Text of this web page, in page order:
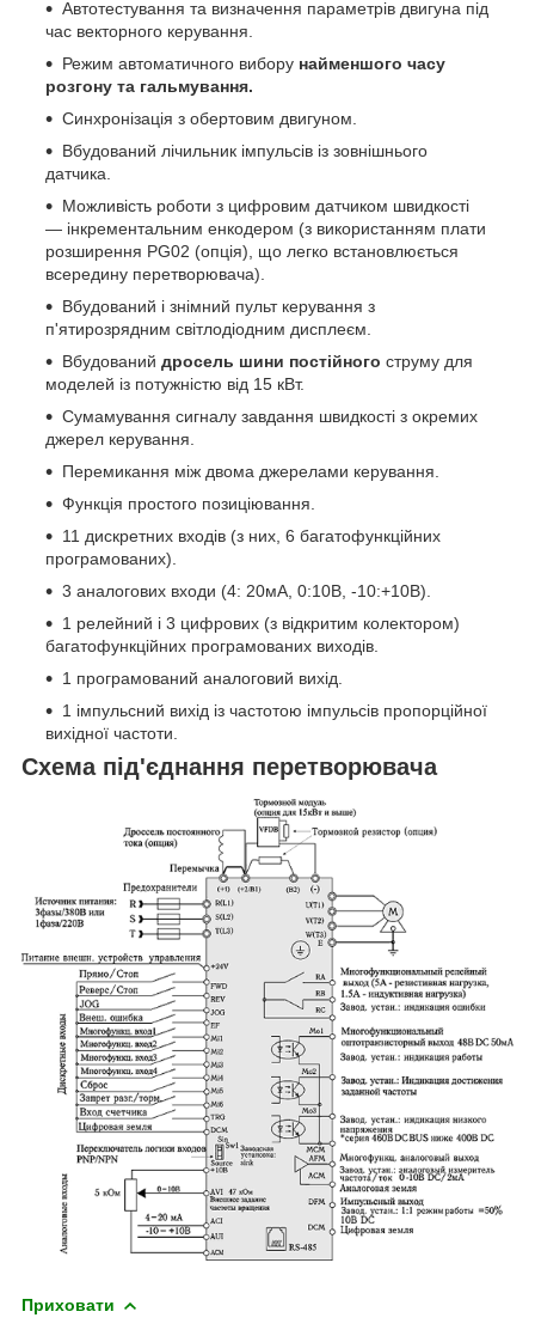
Автотестування та визначення параметрів двигуна під
час векторного керування.
Режим автоматичного вибору найменшого часу
розгону та гальмування.
Синхронізація з обертовим двигуном.
Вбудований лічильник імпульсів із зовнішнього
датчика.
Можливість роботи з цифровим датчиком швидкості
— інкрементальним енкодером (з використанням плати
розширення PG02 (опція), що легко встановлюється
всередину перетворювача).
Вбудований і знімний пульт керування з
п'ятирозрядним світлодіодним дисплеєм.
Вбудований дросель шини постійного струму для
моделей із потужністю від 15 кВт.
Сумамування сигналу завдання швидкості з окремих
джерел керування.
Перемикання між двома джерелами керування.
Функція простого позиціювання.
11 дискретних входів (з них, 6 багатофункційних
програмованих).
3 аналогових входи (4: 20мА, 0:10В, -10:+10В).
1 релейний і 3 цифрових (з відкритим колектором)
багатофункційних програмованих виходів.
1 програмований аналоговий вихід.
1 імпульсний вихід із частотою імпульсів пропорційної
вихідної частоти.
Схема під'єднання перетворювача
Приховати